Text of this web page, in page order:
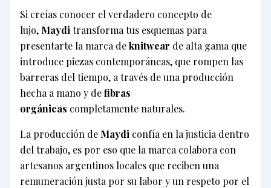
Si creías conocer el verdadero concepto de
lujo, Maydi transforma tus esquemas para
presentarte la marca deknitwear de alta gama que
introduce piezas contemporáneas, que rompen las
barreras del tiempo, a través de una producción
hecha a mano y defibras
orgánicas completamente naturales.
La producción de Maydi confía en la justicia dentro
del trabajo, es por eso que la marca colabora con
artesanos argentinos locales que reciben una
remuneración justa por su labor y un respeto por el